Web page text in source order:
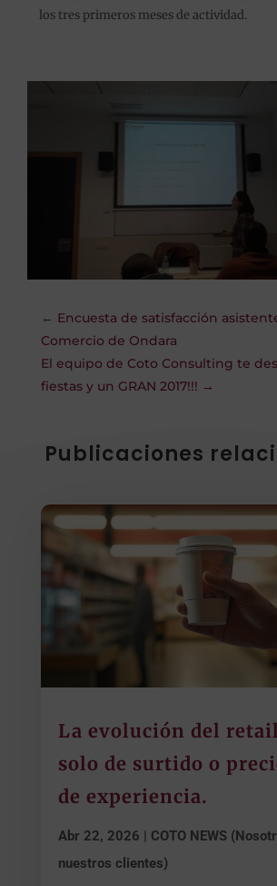
los tres primeros meses de actividad.
← Encuesta de satisfacción
Comercio de Ondara
El equipo de Coto Consulting te
fiestas y un GRAN 2017!!! →
Publicaciones
La evolución del
solo de surtido o
de experiencia.
Abr 22, 2026 | COTO NEWS
nuestros clientes)